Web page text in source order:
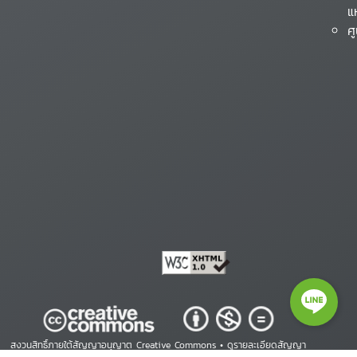
สงวนสิทธิ์ภายใต้สัญญาอนุญาต Creative Commons •ดูรายละเอียดสัญญา